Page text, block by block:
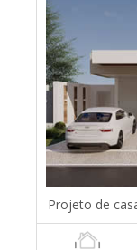
Projeto de